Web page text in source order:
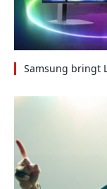
Samsung bringt